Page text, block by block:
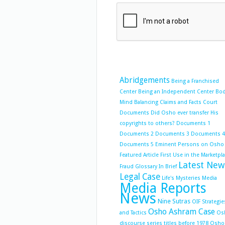
Abridgements Being a Franchised
Center Being an Independent Center
Mind Balancing Claims and Facts Court
Documents Did Osho ever transfer His
copyrights to others? Documents 1
Documents 2 Documents 3 Documents 4
Documents 5 Eminent Persons on Osho
Featured Article First Use in the
Fraud Glossary In Brief Latest
Legal Case Life's Mysteries Media
Media Reports
News Nine Sutras OIF
and Tactics Osho Ashram Case
discourse series titles before 1978 Osho